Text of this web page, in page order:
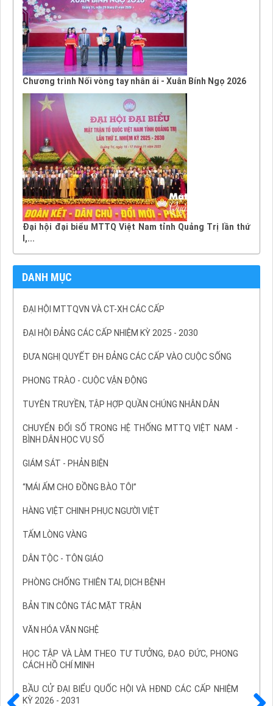
Chương trình Nối vòng tay nhân ái - Xuân Bính Ngọ 2026
Đại hội đại biểu MTTQ Việt Nam tỉnh Quảng Trị lần thứ
I,...
DANH MỤC
ĐẠI HỘI MTTQVN VÀ CT-XH CÁC CẤP
ĐẠI HỘI ĐẢNG CÁC CẤP NHIỆM KỲ 2025 - 2030
ĐƯA NGHỊ QUYẾT ĐH ĐẢNG CÁC CẤP VÀO CUỘC SỐNG
PHONG TRÀO - CUỘC VẬN ĐỘNG
TUYÊN TRUYỀN, TẬP HỢP QUẦN CHÚNG NHÂN DÂN
CHUYỂN ĐỔI SỐ TRONG HỆ THỐNG MTTQ VIỆT NAM -
BÌNH DÂN HỌC VỤ SỐ
GIÁM SÁT - PHẢN BIỆN
“MÁI ẤM CHO ĐỒNG BÀO TÔI”
HÀNG VIỆT CHINH PHỤC NGƯỜI VIỆT
TẤM LÒNG VÀNG
DÂN TỘC - TÔN GIÁO
PHÒNG CHỐNG THIÊN TAI, DỊCH BỆNH
BẢN TIN CÔNG TÁC MẶT TRẬN
VĂN HÓA VĂN NGHỆ
HỌC TẬP VÀ LÀM THEO TƯ TƯỞNG, ĐẠO ĐỨC, PHONG
CÁCH HỒ CHÍ MINH
BẦU CỬ ĐẠI BIỂU QUỐC HỘI VÀ HĐND CÁC CẤP NHIỆM
KỲ 2026 - 2031